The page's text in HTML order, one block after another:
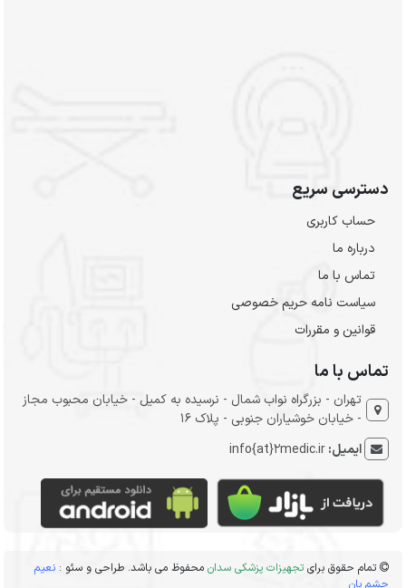
دسترسی سریع
حساب کاربری
درباره ما
تماس با ما
سیاست نامه حریم خصوصی
قوانین و مقررات
تماس با ما
تهران - بزرگراه نواب شمال - نرسیده به کمیل - خیابان محبوب مجاز
- خیابان خوشیاران جنوبی - پلاک 16
ایمیل:info{at}2medic.ir
تمام حقوق برایتجهیزات پزشکی سدان محفوظ می باشد. طراحی و سئو :نعیم
حشم بان